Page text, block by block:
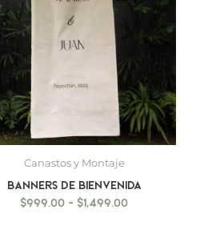
Canastos y Montaje
BANNERS DE BIENVENIDA
$999.00 - $1,499.00